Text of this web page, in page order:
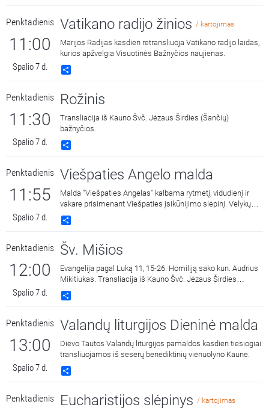
Penktadienis
11:00
Spalio 7 d.
Vatikano radijo žinios / kartojimas
Marijos Radijas kasdien retransliuoja Vatikano radijo laidas,
kurios apžvelgia Visuotinės Bažnyčios naujienas.
Penktadienis
11:30
Spalio 7 d.
Rožinis
Transliacija iš Kauno Švč. Jėzaus Širdies (Šančių)
bažnyčios.
Penktadienis
11:55
Spalio 7 d.
Viešpaties Angelo malda
Malda "Viešpaties Angelas" kalbama rytmetį, vidudienį ir
vakare prisimenant Viešpaties įsikūnijimo slėpinį. Velykų
laiku triskart per dieną vietoj šios maldos Bažnyčia
meldžiasi malda "Dangaus Karaliene", drauge su
Jo prisikėlimą iš numirusių.
Penktadienis
12:00
Spalio 7 d.
Šv. Mišios
Evangelija pagal Luką 11, 15-26. Homiliją sako kun. Audrius
Mikitiukas. Transliacija iš Kauno Švč. Jėzaus Širdies
(Šančių) bažnyčios.
Penktadienis
13:00
Spalio 7 d.
Valandų liturgijos Dieninė malda
Dievo Tautos Valandų liturgijos pamaldos kasdien tiesiogiai
transliuojamos iš seserų benediktinių vienuolyno Kaune.
Penktadienis Eucharistijos slėpinys / kartojimas